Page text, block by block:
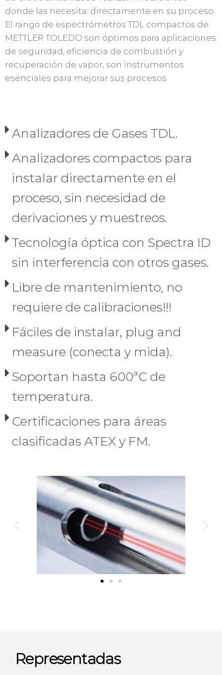
donde las necesita: directamente en su proceso.
El rango de espectrómetros TDL compactos de
METTLER TOLEDO son óptimos para aplicaciones
de seguridad, eficiencia de combustión y
recuperación de vapor, son instrumentos
esenciales para mejorar sus procesos
Analizadores de Gases TDL.
Analizadores compactos para
instalar directamente en el
proceso, sin necesidad de
derivaciones y muestreos.
Tecnología óptica con Spectra ID
sin interferencia con otros gases.
Libre de mantenimiento, no
requiere de calibraciones!!!
Fáciles de instalar, plug and
measure (conecta y mida).
Soportan hasta 600ªC de
temperatura.
Certificaciones para áreas
clasificadas ATEX y FM.
Representadas